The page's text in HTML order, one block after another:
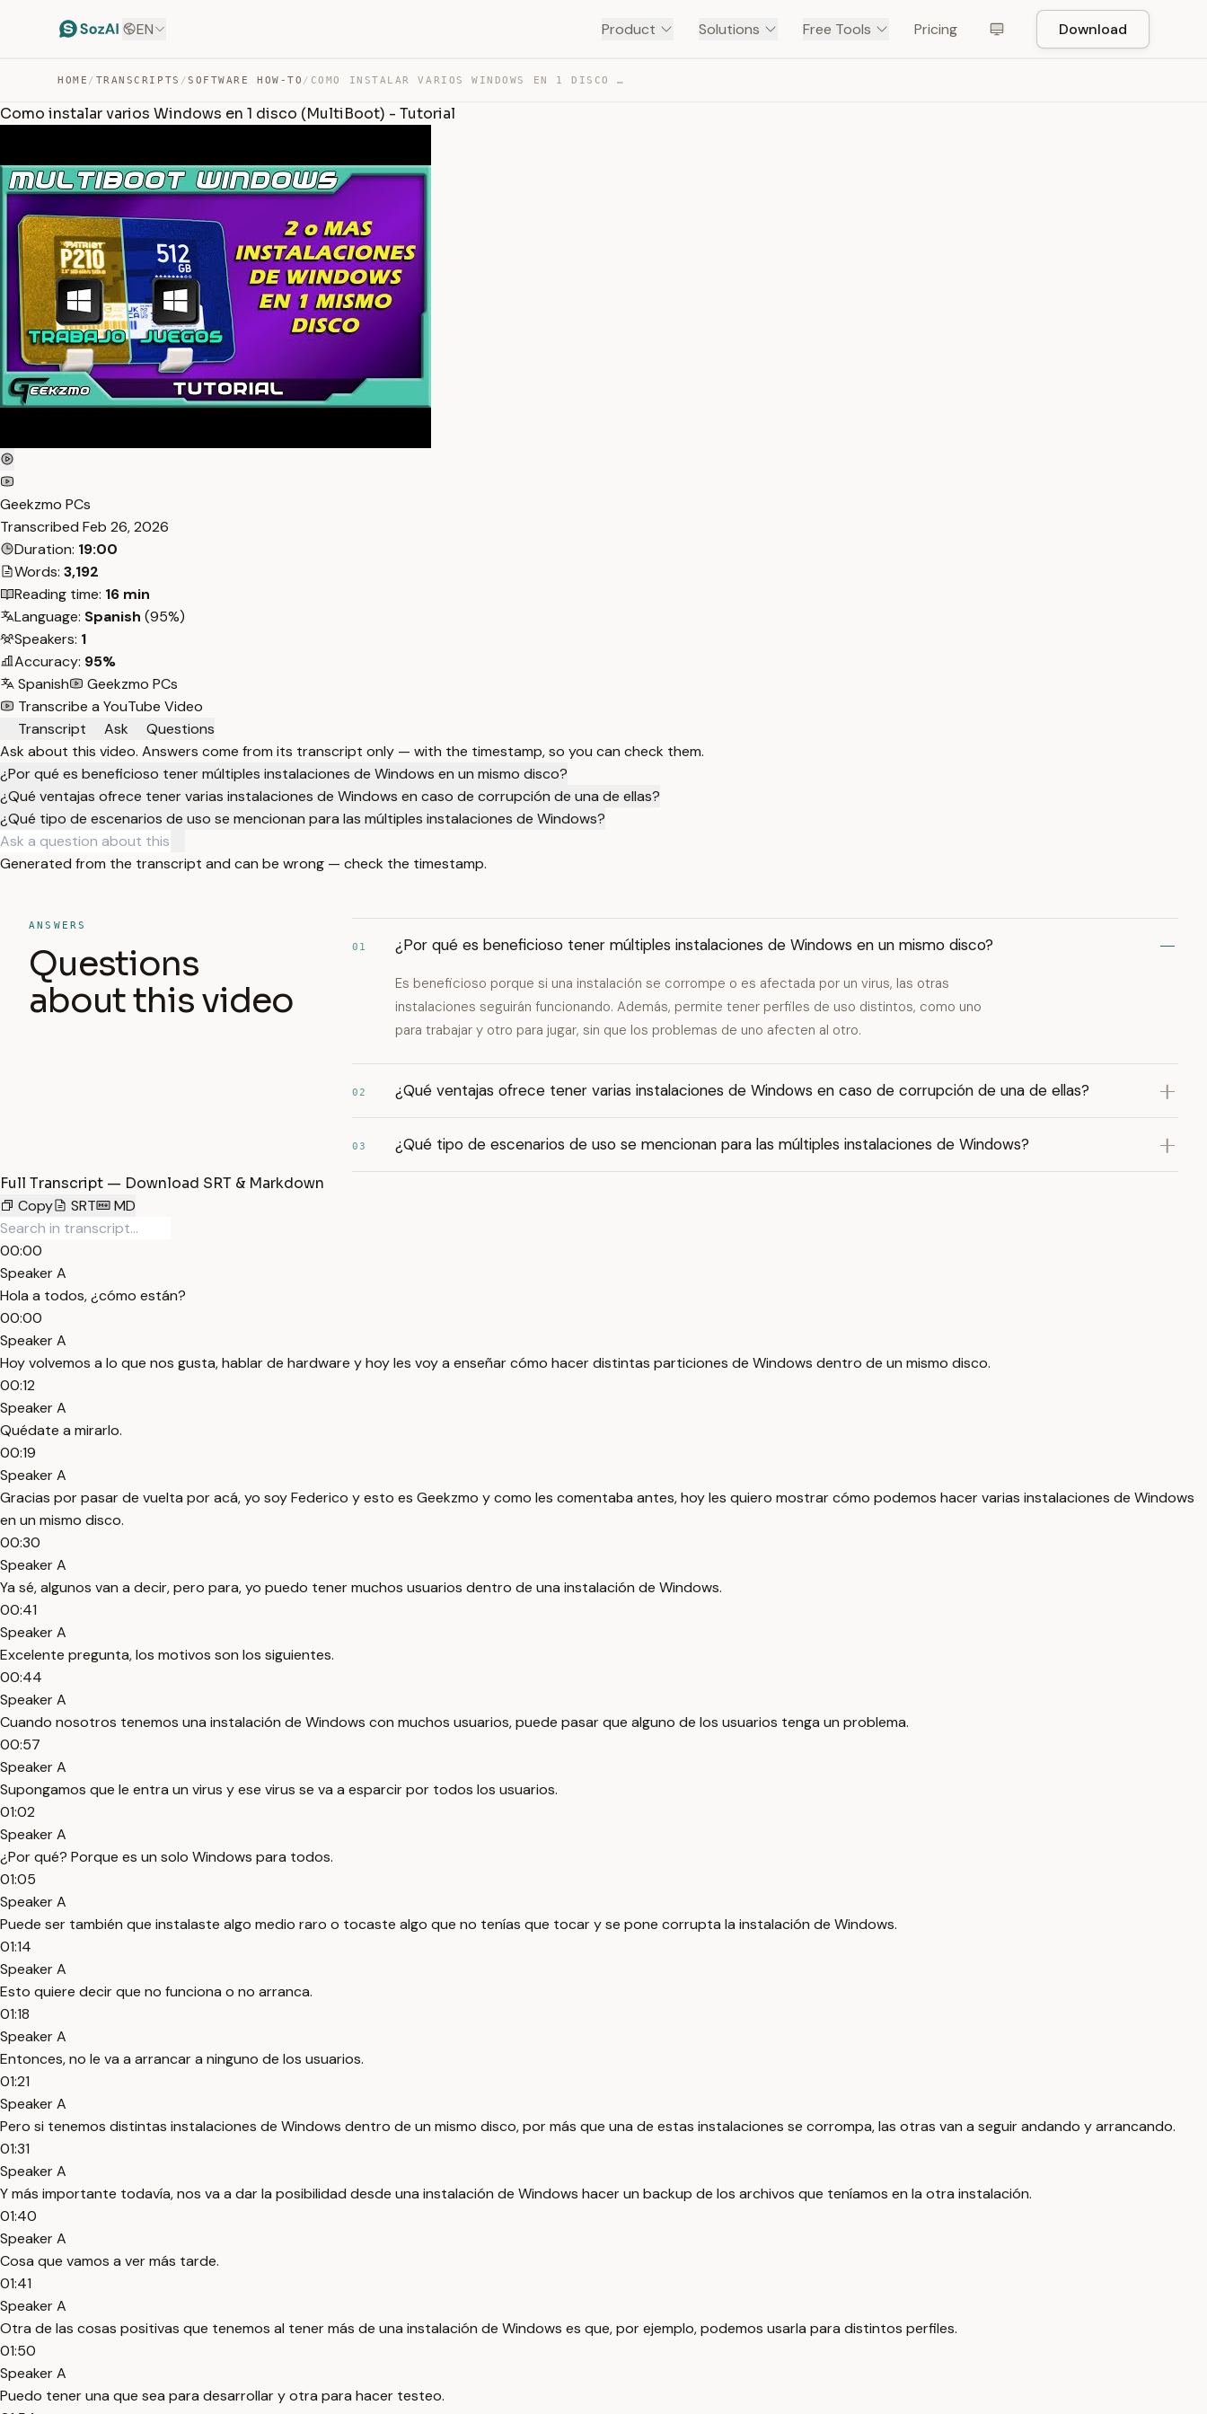
EN Product Solutions Free Tools Pricing Download
HOME / TRANSCRIPTS /SOFTWARE HOW-TO / COMO INSTALAR VARIOS WINDOWS EN 1 DISCO (MULTIBOOT) – T… — TRANSCRIPT
Como instalar varios Windows en 1 disco (MultiBoot) - Tutorial
Geekzmo PCs
Transcribed Feb 26, 2026
Duration: 19:00
Words: 3,192
Reading time: 16 min
Language: Spanish (95%)
Speakers: 1
Accuracy: 95%
Spanish
Geekzmo PCs
Transcribe a YouTube Video
Transcript
Ask
Questions
Ask about this video. Answers come from its transcript only — with the timestamp, so you can check them.
¿Por qué es beneficioso tener múltiples instalaciones de Windows en un mismo disco?
¿Qué ventajas ofrece tener varias instalaciones de Windows en caso de corrupción de una de ellas?
¿Qué tipo de escenarios de uso se mencionan para las múltiples instalaciones de Windows?
Generated from the transcript and can be wrong — check the timestamp.
ANSWERS
Questions
about this video
01 ¿Por qué es beneficioso tener múltiples instalaciones de Windows en un mismo disco?
Es beneficioso porque si una instalación se corrompe o es afectada por un virus, las otras
instalaciones seguirán funcionando. Además, permite tener perfiles de uso distintos, como uno
para trabajar y otro para jugar, sin que los problemas de uno afecten al otro.
02 ¿Qué ventajas ofrece tener varias instalaciones de Windows en caso de corrupción de una de ellas?
03 ¿Qué tipo de escenarios de uso se mencionan para las múltiples instalaciones de Windows?
Full Transcript — Download SRT & Markdown
Copy
SRT MD
00:00
Speaker A
Hola a todos, ¿cómo están?
00:00
Speaker A
Hoy volvemos a lo que nos gusta, hablar de hardware y hoy les voy a enseñar cómo hacer distintas particiones de Windows dentro de un mismo disco.
00:12
Speaker A
Quédate a mirarlo.
00:19
Speaker A
Gracias por pasar de vuelta por acá, yo soy Federico y esto es Geekzmo y como les comentaba antes, hoy les quiero mostrar cómo podemos hacer varias instalaciones de Windows
en un mismo disco.
00:30
Speaker A
Ya sé, algunos van a decir, pero para, yo puedo tener muchos usuarios dentro de una instalación de Windows.
00:41
Speaker A
Excelente pregunta, los motivos son los siguientes.
00:44
Speaker A
Cuando nosotros tenemos una instalación de Windows con muchos usuarios, puede pasar que alguno de los usuarios tenga un problema.
00:57
Speaker A
Supongamos que le entra un virus y ese virus se va a esparcir por todos los usuarios.
01:02
Speaker A
¿Por qué? Porque es un solo Windows para todos.
01:05
Speaker A
Puede ser también que instalaste algo medio raro o tocaste algo que no tenías que tocar y se pone corrupta la instalación de Windows.
01:14
Speaker A
Esto quiere decir que no funciona o no arranca.
01:18
Speaker A
Entonces, no le va a arrancar a ninguno de los usuarios.
01:21
Speaker A
Pero si tenemos distintas instalaciones de Windows dentro de un mismo disco, por más que una de estas instalaciones se corrompa, las otras van a seguir andando y arrancando.
01:31
Speaker A
Y más importante todavía, nos va a dar la posibilidad desde una instalación de Windows hacer un backup de los archivos que teníamos en la otra instalación.
01:40
Speaker A
Cosa que vamos a ver más tarde.
01:41
Speaker A
Otra de las cosas positivas que tenemos al tener más de una instalación de Windows es que, por ejemplo, podemos usarla para distintos perfiles.
01:50
Speaker A
Puedo tener una que sea para desarrollar y otra para hacer testeo.